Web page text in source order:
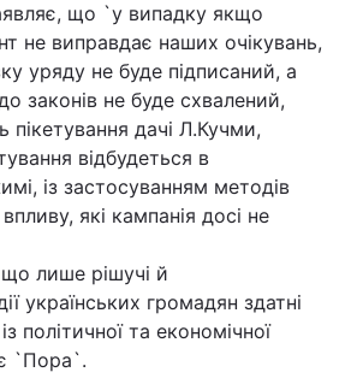
Політика
Світ
Наука
Лайт
Туризм
Погода
що `у випадку якщо
не виправдає наших очікувань,
уряду не буде підписаний, а
законів не буде схвалений,
пікетування дачі Л.Кучми,
відбудеться в
із застосуванням методів
які кампанія досі не
лише рішучі й
українських громадян здатні
політичної та економічної
`Пора`.